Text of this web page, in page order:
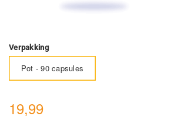
Verpakking
Pot - 90 capsules
19,99